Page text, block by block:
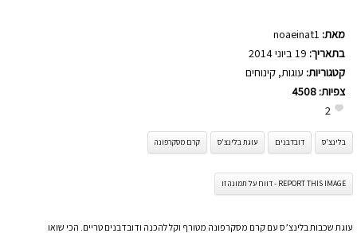
מאת: noaeinat1
בתאריך:
קטגוריות: עוגות, קינוחים
צפיות: 4508
2
בלינצ'ס דובדבנים עוגת בלינצ'ס קרם מסקרפונה
REPORT THIS IMAGE - דווח על תמונה זו
עוגת שכבות בלינצ’ס עם קרם מסקרפונה מטורף וקל להכנה ודובדבנים טריים. הכי שואו